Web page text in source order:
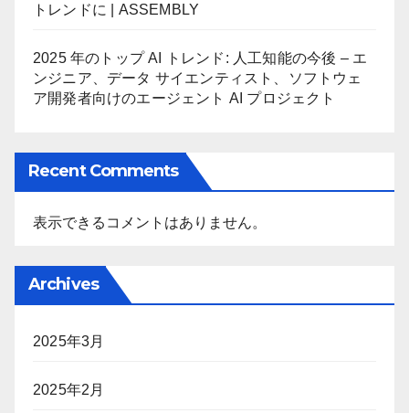
トレンドに | ASSEMBLY
2025 年のトップ AI トレンド: 人工知能の今後 – エ
ンジニア、データ サイエンティスト、ソフトウェ
ア開発者向けのエージェント AI プロジェクト
Recent Comments
表示できるコメントはありません。
Archives
2025年3月
2025年2月